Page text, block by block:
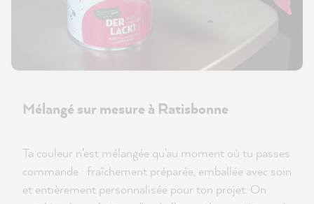
Mélangé sur mesure à Ratisbonne
Ta couleur n'est mélangée qu'au moment où tu passes
commande : fraîchement préparée, emballée avec soin
et entièrement personnalisée pour ton projet. On